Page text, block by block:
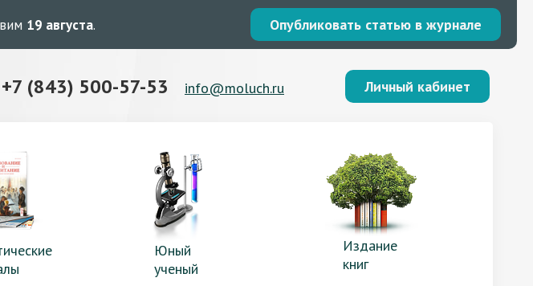
19 августа. Опубликовать статью в журнале
+7 (843) 500-57-53 info@moluch.ru Личный кабинет
Юный
ученый
Издание
книг